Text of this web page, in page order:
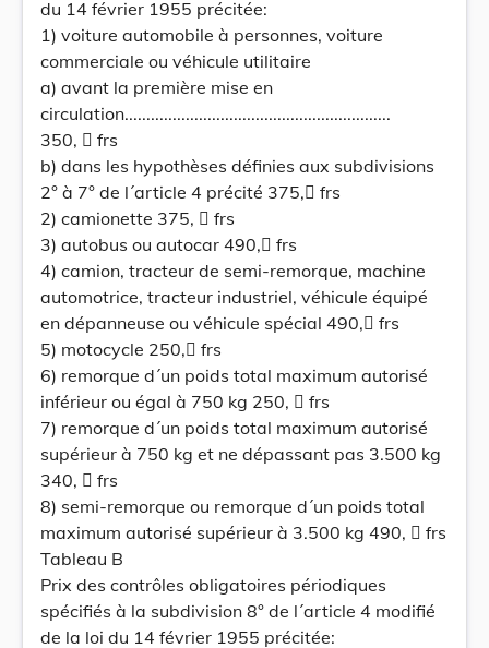
du 14 février 1955 précitée:
1) voiture automobile à personnes, voiture
commerciale ou véhicule utilitaire
a) avant la première mise en
circulation.............................................................
350,  frs
b) dans les hypothèses définies aux subdivisions
2° à 7° de l´article 4 précité 375, frs
2) camionette 375,  frs
3) autobus ou autocar 490, frs
4) camion, tracteur de semi-remorque, machine
automotrice, tracteur industriel, véhicule équipé
en dépanneuse ou véhicule spécial 490, frs
5) motocycle 250, frs
6) remorque d´un poids total maximum autorisé
inférieur ou égal à 750 kg 250,  frs
7) remorque d´un poids total maximum autorisé
supérieur à 750 kg et ne dépassant pas 3.500 kg
340,  frs
8) semi-remorque ou remorque d´un poids total
maximum autorisé supérieur à 3.500 kg 490,  frs
Tableau B
Prix des contrôles obligatoires périodiques
spécifiés à la subdivision 8° de l´article 4 modifié
de la loi du 14 février 1955 précitée: